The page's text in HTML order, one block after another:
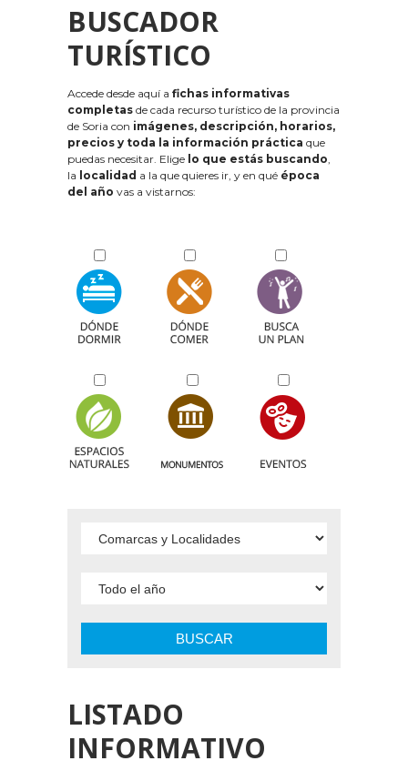
BUSCADOR
TURÍSTICO
Accede desde aquí a fichas informativas
completas de cada recurso turístico de la provincia
de Soria con imágenes, descripción, horarios,
precios y toda la información práctica que
puedas necesitar. Elige lo que estás buscando,
la localidad a la que quieres ir, y en qué época
del año vas a vistarnos:
BUSCAR
LISTADO
INFORMATIVO